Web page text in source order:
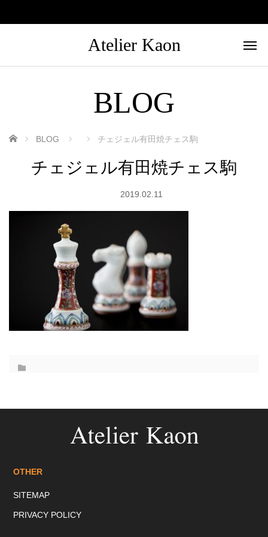
Atelier Kaon
BLOG
ホーム BLOG チェジェル有田焼チェス駒
チェジェル有田焼チェス駒
2019.02.11
OTHER
SITEMAP
PRIVACY POLICY